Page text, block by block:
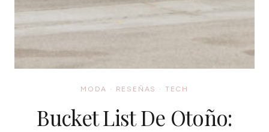
MODA · RESEÑAS · TECH
Bucket List De Otoño: